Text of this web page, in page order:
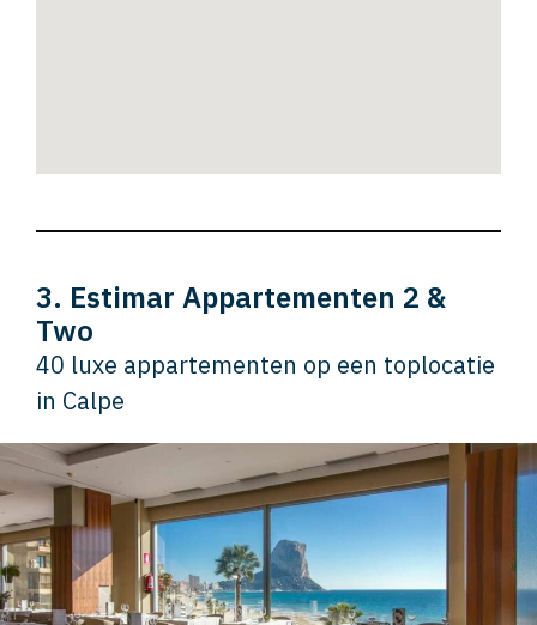
3. Estimar Appartementen 2 &
Two
40 luxe appartementen op een toplocatie
in Calpe